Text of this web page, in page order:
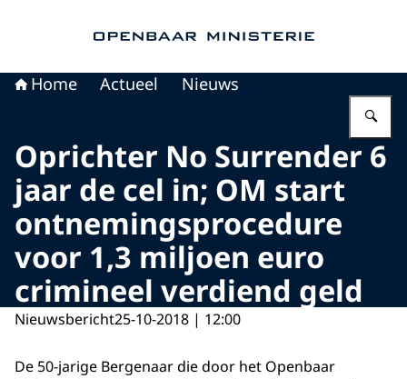
Home Actueel Nieuws
Oprichter No Surrender 6
jaar de cel in; OM start
ontnemingsprocedure
voor 1,3 miljoen euro
crimineel verdiend geld
Nieuwsbericht25-10-2018 | 12:00
De 50-jarige Bergenaar die door het Openbaar